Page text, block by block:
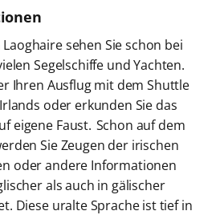
sehen Sie schon bei
Segelschiffe und Yachten.
Ihren Ausflug mit dem Shuttle
oder erkunden Sie das
eigene Faust. Schon auf dem
Sie Zeugen der irischen
oder andere Informationen
als auch in gälischer
Diese uralte Sprache ist tief in